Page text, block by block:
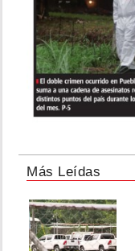
Más Leídas